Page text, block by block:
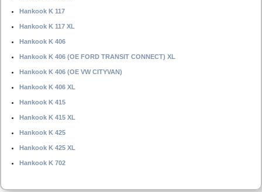
Hankook K 117
Hankook K 117 XL
Hankook K 406
Hankook K 406 (OE FORD TRANSIT CONNECT) XL
Hankook K 406 (OE VW CITYVAN)
Hankook K 406 XL
Hankook K 415
Hankook K 415 XL
Hankook K 425
Hankook K 425 XL
Hankook K 702